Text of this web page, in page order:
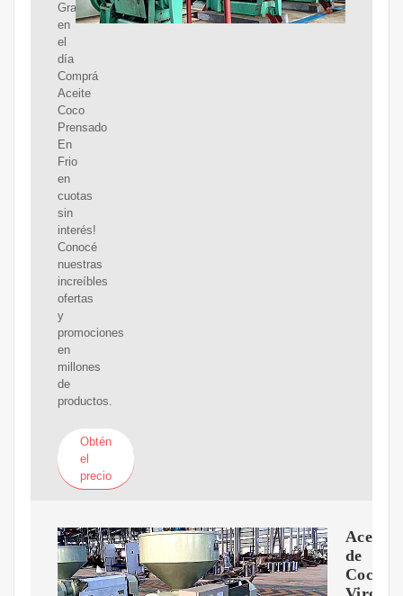
Gratis
en
el
día
Comprá
Aceite
Coco
Prensado
En
Frio
en
cuotas
sin
interés!
Conocé
nuestras
increíbles
ofertas
y
promociones
en
millones
de
productos.
Obtén
el
precio
Aceite
de
Coco